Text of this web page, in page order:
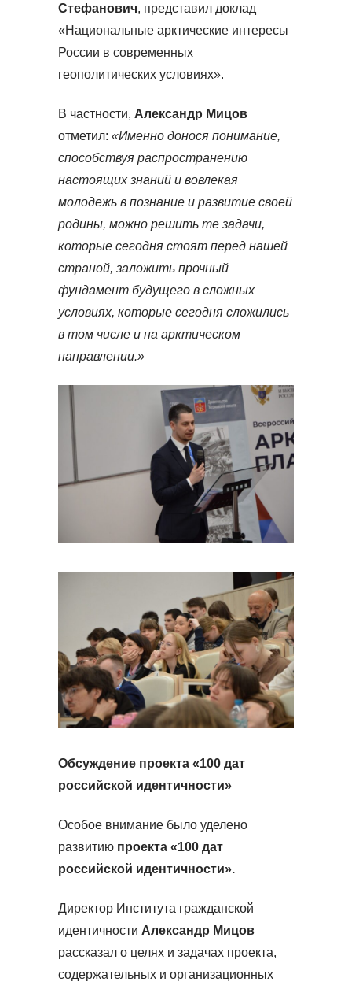
Стефанович, представил доклад
«Национальные арктические интересы
России в современных
геополитических условиях».
В частности, Александр Мицов
отметил: «Именно донося понимание,
способствуя распространению
настоящих знаний и вовлекая
молодежь в познание и развитие своей
родины, можно решить те задачи,
которые сегодня стоят перед нашей
страной, заложить прочный
фундамент будущего в сложных
условиях, которые сегодня сложились
в том числе и на арктическом
направлении.»
Обсуждение проекта «100 дат
российской идентичности»
Особое внимание было уделено
развитию проекта «100 дат
российской идентичности».
Директор Института гражданской
идентичности Александр Мицов
рассказал о целях и задачах проекта,
содержательных и организационных